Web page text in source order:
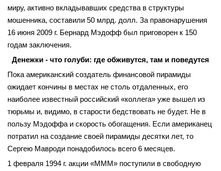
миру, активно вкладывавших средства в структуры
мошенника, составили 50 млрд. долл. За правонарушения
16 июня 2009 г. Бернард Мэдофф был приговорен к 150
годам заключения.
Денежки - что голуби: где обживутся, там и поведутся
Пока американский создатель финансовой пирамиды
ожидает кончины в местах не столь отдаленных, его
наиболее известный российский «коллега» уже вышел из
тюрьмы и, видимо, в старости бедствовать не будет. Не в
пользу Мэдоффа и скорость обогащения. Если американец
потратил на создание своей пирамиды десятки лет, то
Сергею Мавроди понадобилось всего 6 месяцев.
1 февраля 1994 г. акции «МММ» поступили в свободную